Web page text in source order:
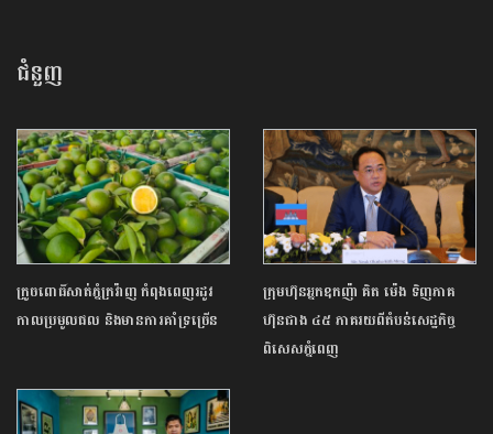
ជំនួញ
ក្រូចពោធិ៍សាត់ភ្នំក្រវ៉ាញ កំពុងពេញរដូវ
កាលប្រមូលផល និងមានការគាំទ្រច្រើន
ក្រុមហ៊ុនអ្នកឧកញ៉ា គិត ម៉េង ទិញភាគ
ហ៊ុនជាង ៤៥ ភាគរយពីតំបន់សេដ្ឋកិច្ច
ពិសេសភ្នំពេញ